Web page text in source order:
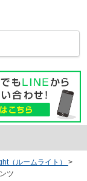
（ルームライト）
>
ツ